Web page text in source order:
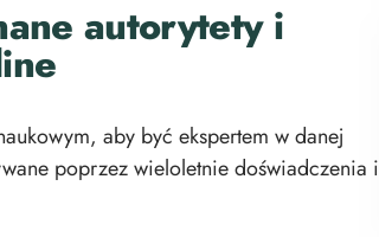
autorytety i
aby być ekspertem w danej
poprzez wieloletnie doświadczenia i